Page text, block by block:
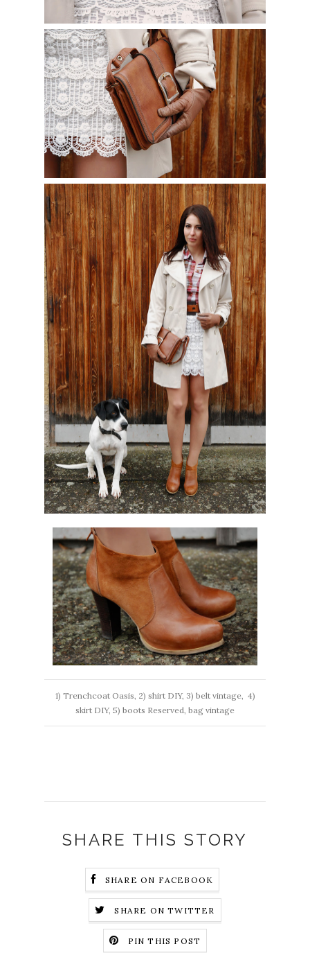
1) Trenchcoat Oasis, 2) shirt DIY, 3) belt vintage, 4)
skirt DIY, 5) boots Reserved, bag vintage
SHARE THIS STORY
SHARE ON FACEBOOK
SHARE ON TWITTER
PIN THIS POST